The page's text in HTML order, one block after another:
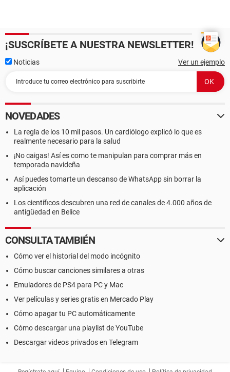
¡SUSCRÍBETE A NUESTRA NEWSLETTER!
Noticias Ver un ejemplo
NOVEDADES
La regla de los 10 mil pasos. Un cardiólogo explicó lo que es
realmente necesario para la salud
¡No caigas! Así es como te manipulan para comprar más en
temporada navideña
Así puedes tomarte un descanso de WhatsApp sin borrar la
aplicación
Los científicos descubren una red de canales de 4.000 años de
antigüedad en Belice
CONSULTA TAMBIÉN
Cómo ver el historial del modo incógnito
Cómo buscar canciones similares a otras
Emuladores de PS4 para PC y Mac
Ver películas y series gratis en Mercado Play
Cómo apagar tu PC automáticamente
Cómo descargar una playlist de YouTube
Descargar videos privados en Telegram